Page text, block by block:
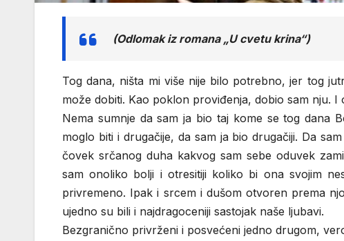
(Odlomak iz romana „U cvetu krina“)
Tog dana, ništa mi više nije bilo potrebno, jer tog
može dobiti. Kao poklon proviđenja, dobio sam nju.
Nema sumnje da sam ja bio taj kome se tog dana
moglo biti i drugačije, da sam ja bio drugačiji. Da
čovek srčanog duha kakvog sam sebe oduvek
sam onoliko bolji i otresitiji koliko bi ona svojim
privremeno. Ipak i srcem i dušom otvoren prema
ujedno su bili i najdragoceniji sastojak naše ljubavi.
Bezgranično privrženi i posvećeni jedno drugom,